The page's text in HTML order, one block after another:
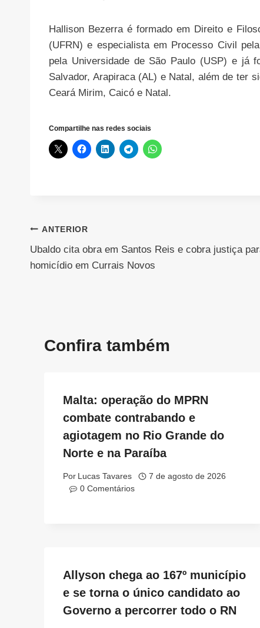
Hallison Bezerra é formado em Direito e
(UFRN) e especialista em Processo Civil
pela Universidade de São Paulo (USP) e já
Salvador, Arapiraca (AL) e Natal, além de ter
Ceará Mirim, Caicó e Natal.
Compartilhe nas redes sociais
Navegação
de
ANTERIOR
Ubaldo cita obra em Santos Reis e cobra justiça
homicídio em Currais Novos
Confira também
Malta: operação do MPRN
combate contrabando e
agiotagem no Rio Grande do
Norte e na Paraíba
Por Lucas Tavares
7 de agosto de 2026
0 Comentários
Allyson chega ao 167º município
e se torna o único candidato ao
Governo a percorrer todo o RN